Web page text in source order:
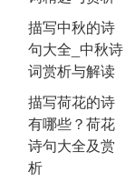
描写中秋的诗
句大全_中秋诗
词赏析与解读
描写荷花的诗
有哪些？荷花
诗句大全及赏
析